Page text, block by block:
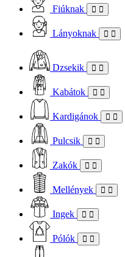
Fiúknak
Lányoknak
Dzsekik
Kabátok
Kardigánok
Pulcsik
Zakók
Mellények
Ingek
Pólók